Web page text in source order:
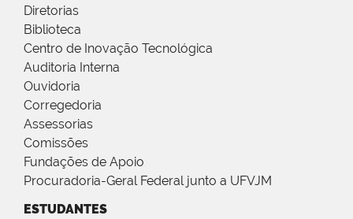
Diretorias
Biblioteca
Centro de Inovação Tecnológica
Auditoria Interna
Ouvidoria
Corregedoria
Assessorias
Comissões
Fundações de Apoio
Procuradoria-Geral Federal junto a UFVJM
ESTUDANTES